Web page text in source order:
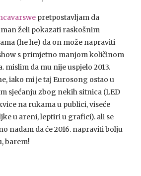
pretpostavljam da
želi pokazati raskošnim
(he he) da on može napraviti
s primjetno manjom količinom
mislim da mu nije uspjelo 2013.
iako mi je taj Eurosong ostao u
sjećanju zbog nekih sitnica (LED
na rukama u publici, viseće
u areni, leptiri u grafici). ali se
nadam da će 2016. napraviti bolju
barem!